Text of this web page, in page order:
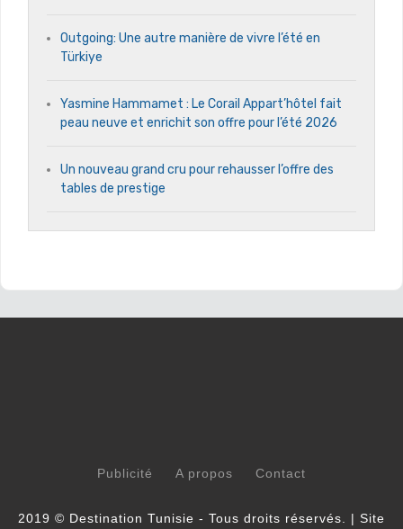
Outgoing: Une autre manière de vivre l’été en
Türkiye
Yasmine Hammamet : Le Corail Appart’hôtel fait
peau neuve et enrichit son offre pour l’été 2026
Un nouveau grand cru pour rehausser l’offre des
tables de prestige
Publicité A propos Contact
2019 © Destination Tunisie - Tous droits réservés. | Site